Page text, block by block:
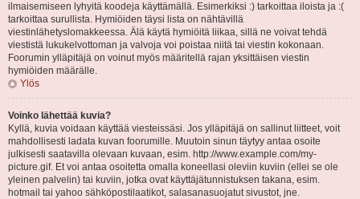
ilmaisemiseen lyhyitä koodeja käyttämällä. Esimerkiksi :) tarkoittaa iloista ja :(
tarkoittaa surullista. Hymiöiden täysi lista on nähtävillä
viestinlähetyslomakkeessa. Älä käytä hymiöitä liikaa, sillä ne voivat tehdä
viestistä lukukelvottoman ja valvoja voi poistaa niitä tai viestin kokonaan.
Foorumin ylläpitäjä on voinut myös määritellä rajan yksittäisen viestin
hymiöiden määrälle.
Ylös
Voinko lähettää kuvia?
Kyllä, kuvia voidaan käyttää viesteissäsi. Jos ylläpitäjä on sallinut liitteet, voit
mahdollisesti ladata kuvan foorumille. Muutoin sinun täytyy antaa osoite
julkisesti saatavilla olevaan kuvaan, esim. http://www.example.com/my-
picture.gif. Et voi antaa osoitetta omalla koneellasi oleviin kuviin (ellei se ole
yleinen palvelin) tai kuviin, jotka ovat käyttäjätunnistuksen takana, esim.
hotmail tai yahoo sähköpostilaatikot, salasanasuojatut sivustot, jne.